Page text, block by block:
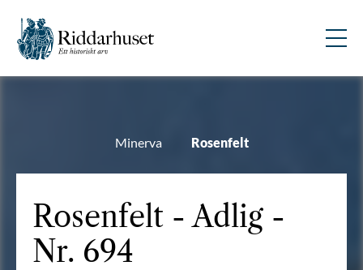
Minerva Rosenfelt
Rosenfelt - Adlig -
Nr. 694